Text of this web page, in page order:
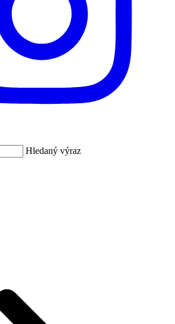
Hledaný výraz